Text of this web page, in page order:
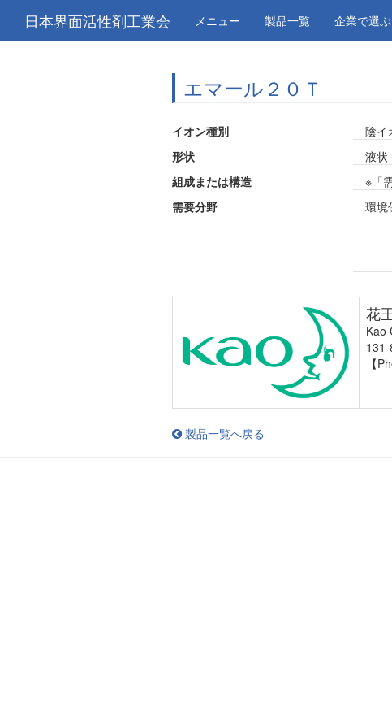
日本界面活性剤工業会 メニュー 製品一覧 企業で選ぶ
エマール２０Ｔ
イオン種別
陰イ
形状
液状
組成または構造
※「
需要分野
環境
花
Kao
【
製品一覧へ戻る